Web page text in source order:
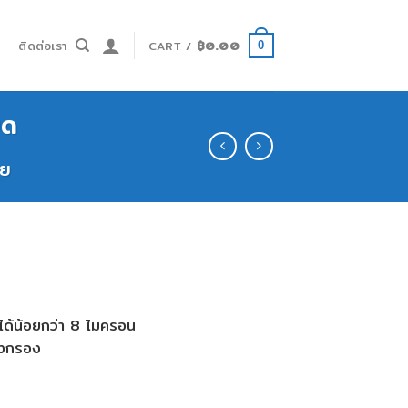
ติดต่อเรา CART / ฿0.00 0
ด้น้อยกว่า 8 ไมครอน
กรอง